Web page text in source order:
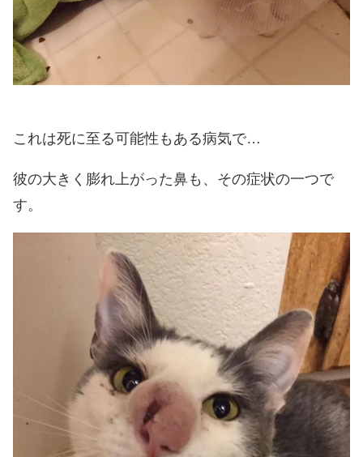
これは死に至る可能性もある病気で…
彼の大きく膨れ上がった鼻も、その症状の一つで
す。